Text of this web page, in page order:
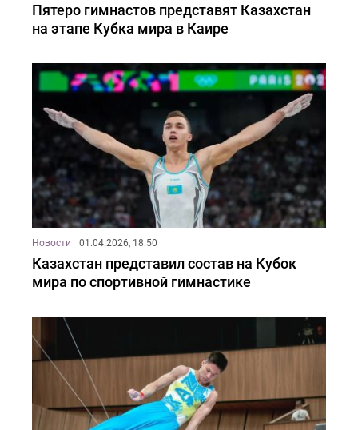
Пятеро гимнастов представят Казахстан
на этапе Кубка мира в Каире
Новости 01.04.2026, 18:50
Казахстан представил состав на Кубок
мира по спортивной гимнастике